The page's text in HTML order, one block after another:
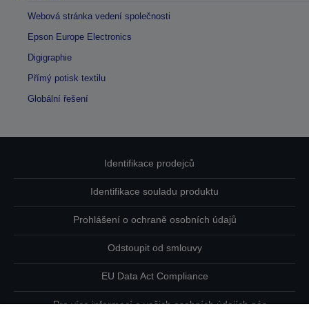
Webová stránka vedení společnosti
Epson Europe Electronics
Digigraphie
Přímý potisk textilu
Globální řešení
Identifikace prodejců
Identifikace souladu produktu
Prohlášení o ochraně osobních údajů
Odstoupit od smlouvy
EU Data Act Compliance
Pro více informací o vašich osobních údajích nás